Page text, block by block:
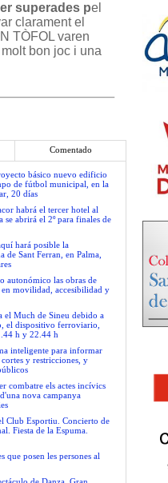
superades pel
clarament el
TÒFOL varen
bon joc i una
Comentado
básico nuevo edificio
de fútbol municipal, en la
20 días
habrá el tercer hotel al
abrirá el 2º para finales de
hará posible la
Sant Ferran, en Palma,
autonómico las obras de
movilidad, accesibilidad y
el Much de Sineu debido a
el dispositivo ferroviario,
h y 22.44 h
inteligente para informar
y restricciones, y
combatre els actes incívics
nova campanya
Club Esportiu. Concierto de
Fiesta de la Espuma.
que posen les persones al